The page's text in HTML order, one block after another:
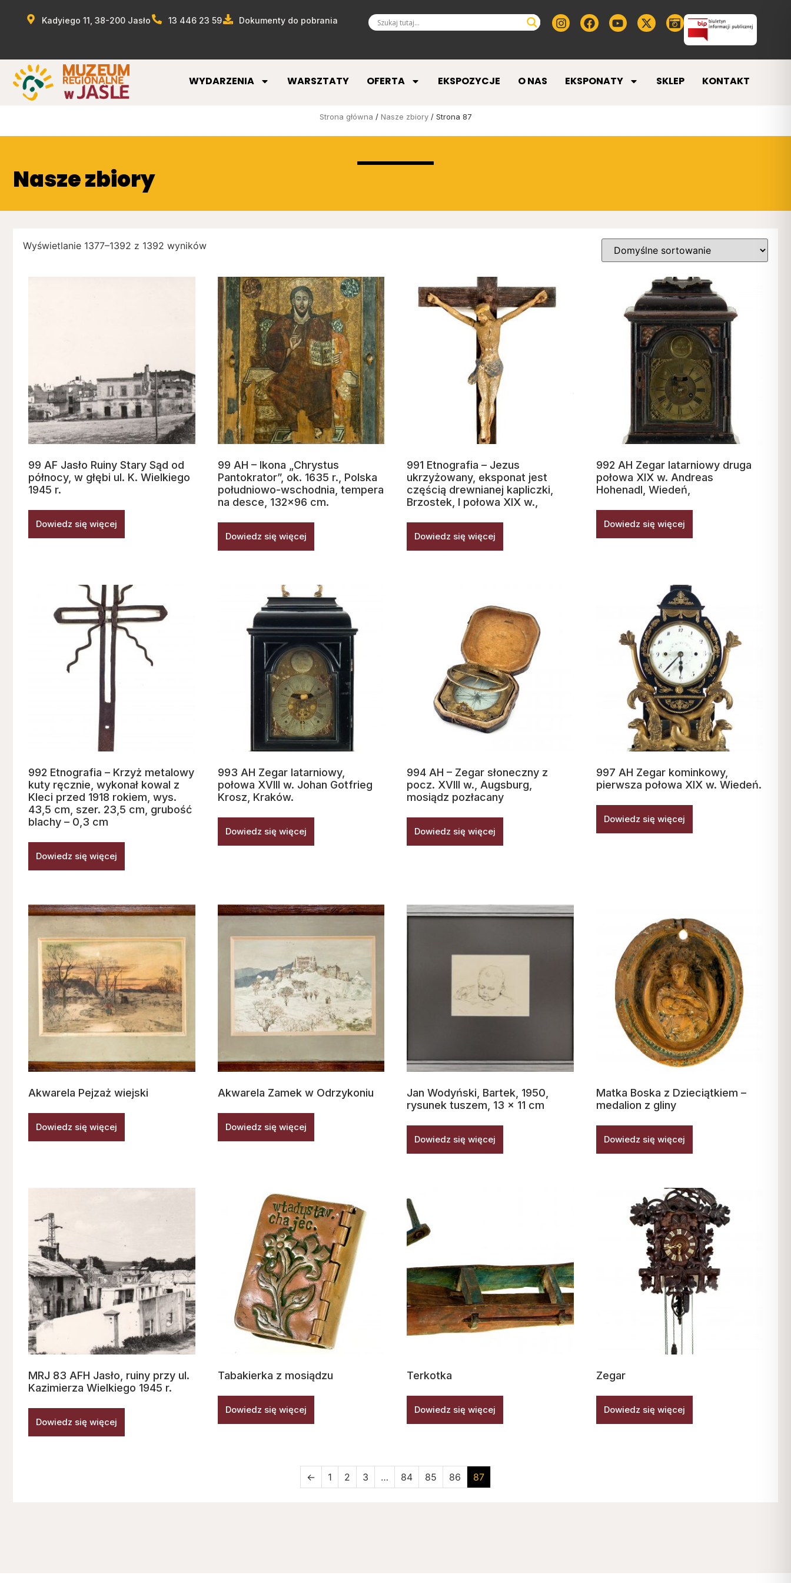
Kadyiego 11, 38-200 Jasło 13 446 23 59 Dokumenty do pobrania
WYDARZENIA WARSZTATY OFERTA EKSPOZYCJE O NAS EKSPONATY SKLEP KONTAKT
Strona główna / Nasze zbiory/ Strona 87
Nasze zbiory
Wyświetlanie 1377–1392 z 1392 wyników
99 AF Jasło Ruiny Stary Sąd od
północy, w głębi ul. K. Wielkiego
1945 r.
Dowiedz się więcej
99 AH – Ikona „Chrystus
Pantokrator”, ok. 1635 r., Polska
południowo-wschodnia, tempera
na desce, 132×96 cm.
Dowiedz się więcej
991 Etnografia – Jezus
ukrzyżowany, eksponat jest
częścią drewnianej kapliczki,
Brzostek, I połowa XIX w.,
Dowiedz się więcej
992 AH Zegar latarniowy druga
połowa XIX w. Andreas
Hohenadl, Wiedeń,
Dowiedz się więcej
992 Etnografia – Krzyż metalowy
kuty ręcznie, wykonał kowal z
Kleci przed 1918 rokiem, wys.
43,5 cm, szer. 23,5 cm, grubość
blachy – 0,3 cm
Dowiedz się więcej
993 AH Zegar latarniowy,
połowa XVIII w. Johan Gotfrieg
Krosz, Kraków.
Dowiedz się więcej
994 AH – Zegar słoneczny z
pocz. XVIII w., Augsburg,
mosiądz pozłacany
Dowiedz się więcej
997 AH Zegar kominkowy,
pierwsza połowa XIX w. Wiedeń.
Dowiedz się więcej
Akwarela Pejzaż wiejski
Dowiedz się więcej
Akwarela Zamek w Odrzykoniu
Dowiedz się więcej
Jan Wodyński, Bartek, 1950,
rysunek tuszem, 13 x 11 cm
Dowiedz się więcej
Matka Boska z Dzieciątkiem –
medalion z gliny
Dowiedz się więcej
MRJ 83 AFH Jasło, ruiny przy ul.
Kazimierza Wielkiego 1945 r.
Dowiedz się więcej
Tabakierka z mosiądzu
Dowiedz się więcej
Terkotka
Dowiedz się więcej
Zegar
Dowiedz się więcej
← 1 2 3 … 84 85 86 87